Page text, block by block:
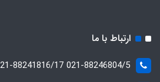
ارتباط با ما
021-88246804/5 021-88241816/17